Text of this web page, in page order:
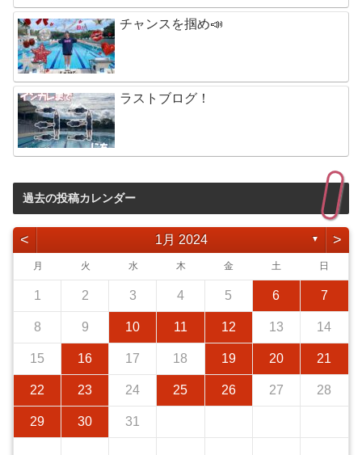
チャンスを掴め📣
ラストブログ！
過去の投稿カレンダー
< 1月 2024 ▼ >
月 火 水 木 金 土 日
1 2 3 4 5 6 7
8 9 10 11 12 13 14
15 16 17 18 19 20 21
22 23 24 25 26 27 28
29 30 31